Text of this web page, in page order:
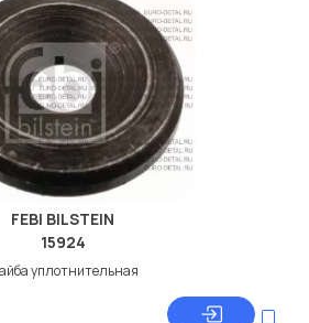
FEBI BILSTEIN
15924
уплотнительная